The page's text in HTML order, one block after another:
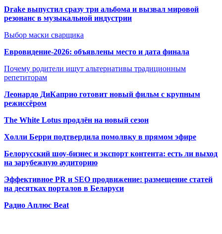
Drake выпустил сразу три альбома и вызвал мировой
резонанс в музыкальной индустрии
Выбор маски сварщика
Евровидение-2026: объявлены место и дата финала
Почему родители ищут альтернативы традиционным
репетиторам
Леонардо ДиКаприо готовит новый фильм с крупным
режиссёром
The White Lotus продлён на новый сезон
Холли Берри подтвердила помолвку в прямом эфире
Белорусский шоу-бизнес и экспорт контента: есть ли выход
на зарубежную аудиторию
Эффективное PR и SEO продвижение: размещение статей
на десятках порталов в Беларуси
Радио Аплюс Beat